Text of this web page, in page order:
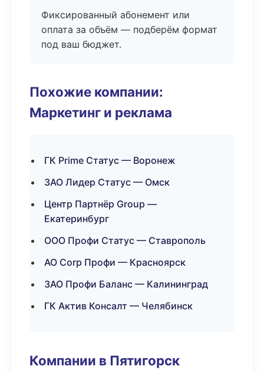
Фиксированный абонемент или
оплата за объём — подберём формат
под ваш бюджет.
Похожие компании:
Маркетинг и реклама
ГК Prime Статус — Воронеж
ЗАО Лидер Статус — Омск
Центр Партнёр Group —
Екатеринбург
ООО Профи Статус — Ставрополь
АО Corp Профи — Красноярск
ЗАО Профи Баланс — Калининград
ГК Актив Консалт — Челябинск
Компании в Пятигорск